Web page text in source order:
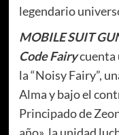
legendario
MOBILE SUIT
Code Fairycuenta
la “Noisy Fairy”,
Alma y bajo el
Principado de